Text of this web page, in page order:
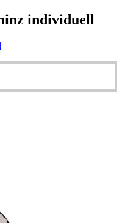
individuell